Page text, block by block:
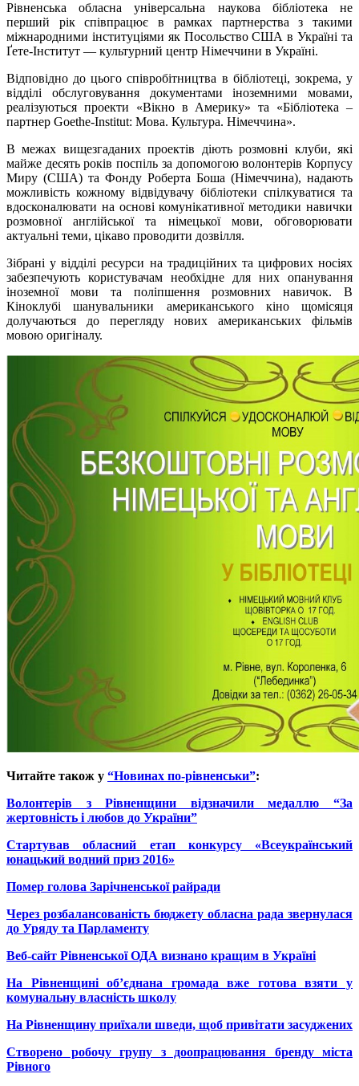
Рівненська обласна універсальна наукова бібліотека не
перший рік співпрацює в рамках партнерства з такими
міжнародними інституціями як Посольство США в Україні та
Ґете-Інститут — культурний центр Німеччини в Україні.
Відповідно до цього співробітництва в бібліотеці, зокрема, у
відділі обслуговування документами іноземними мовами,
реалізуються проекти «Вікно в Америку» та «Бібліотека –
партнер Goethe-Institut: Мова. Культура. Німеччина».
В межах вищезгаданих проектів діють розмовні клуби, які
майже десять років поспіль за допомогою волонтерів Корпусу
Миру (США) та Фонду Роберта Боша (Німеччина), надають
можливість кожному відвідувачу бібліотеки спілкуватися та
вдосконалювати на основі комунікативної методики навички
розмовної англійської та німецької мови, обговорювати
актуальні теми, цікаво проводити дозвілля.
Зібрані у відділі ресурси на традиційних та цифрових носіях
забезпечують користувачам необхідне для них опанування
іноземної мови та поліпшення розмовних навичок. В
Кіноклубі шанувальники американського кіно щомісяця
долучаються до перегляду нових американських фільмів
мовою оригіналу.
Читайте також у “Новинах по-рівненськи”:
Волонтерів з Рівненщини відзначили медаллю “За
жертовність і любов до України”
Стартував обласний етап конкурсу «Всеукраїнський
юнацький водний приз 2016»
Помер голова Зарічненської райради
Через розбалансованість бюджету обласна рада звернулася
до Уряду та Парламенту
Веб-сайт Рівненської ОДА визнано кращим в Україні
На Рівненщині об’єднана громада вже готова взяти у
комунальну власність школу
На Рівненщину приїхали шведи, щоб привітати засуджених
Створено робочу групу з доопрацювання бренду міста
Рівного